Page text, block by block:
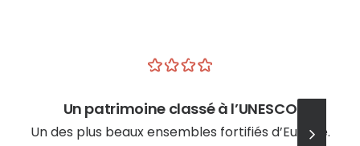
Un patrimoine classé à l’UNESCO
Un des plus beaux ensembles fortifiés d’Europe.